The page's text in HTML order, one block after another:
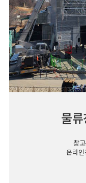
물
창
온라